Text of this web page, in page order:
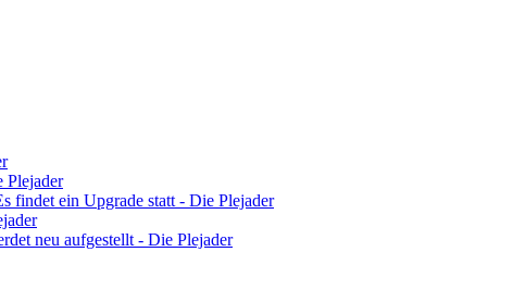
Plejader
findet ein Upgrade statt - Die Plejader
neu aufgestellt - Die Plejader